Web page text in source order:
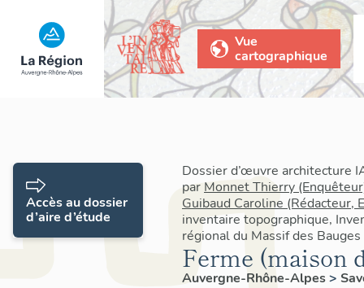
Vue
cartographique
Dossier d’œuvre architecture
par Monnet Thierry
Guibaud Caroline (Rédacteur,
inventaire topographique,
régional du Massif des Bauges
Ferme (maison
Auvergne-Rhône-Alpes>
Accès au dossier
d’aire d’étude